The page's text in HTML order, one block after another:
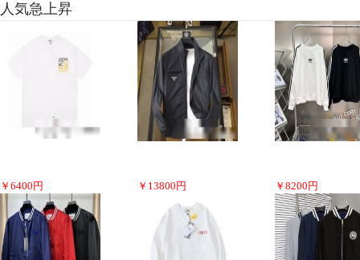
人気急上昇
￥ 6400 円 ￥ 13800 円 ￥ 8200 円